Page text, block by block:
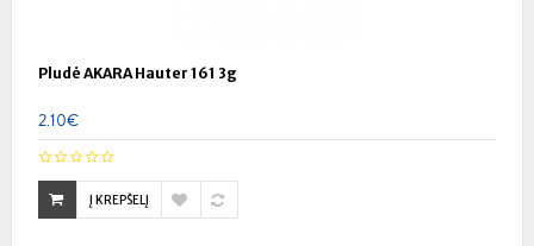
Pludė AKARA Hauter 161 3g
2.10€
Į KREPŠELĮ